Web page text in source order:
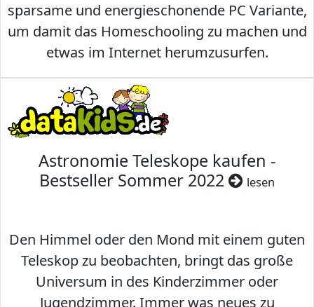
sparsame und energieschonende PC Variante,
um damit das Homeschooling zu machen und
etwas im Internet herumzusurfen.
Astronomie Teleskope kaufen -
Bestseller Sommer 2022
lesen
Den Himmel oder den Mond mit einem guten
Teleskop zu beobachten, bringt das große
Universum in des Kinderzimmer oder
Jugendzimmer. Immer was neues zu